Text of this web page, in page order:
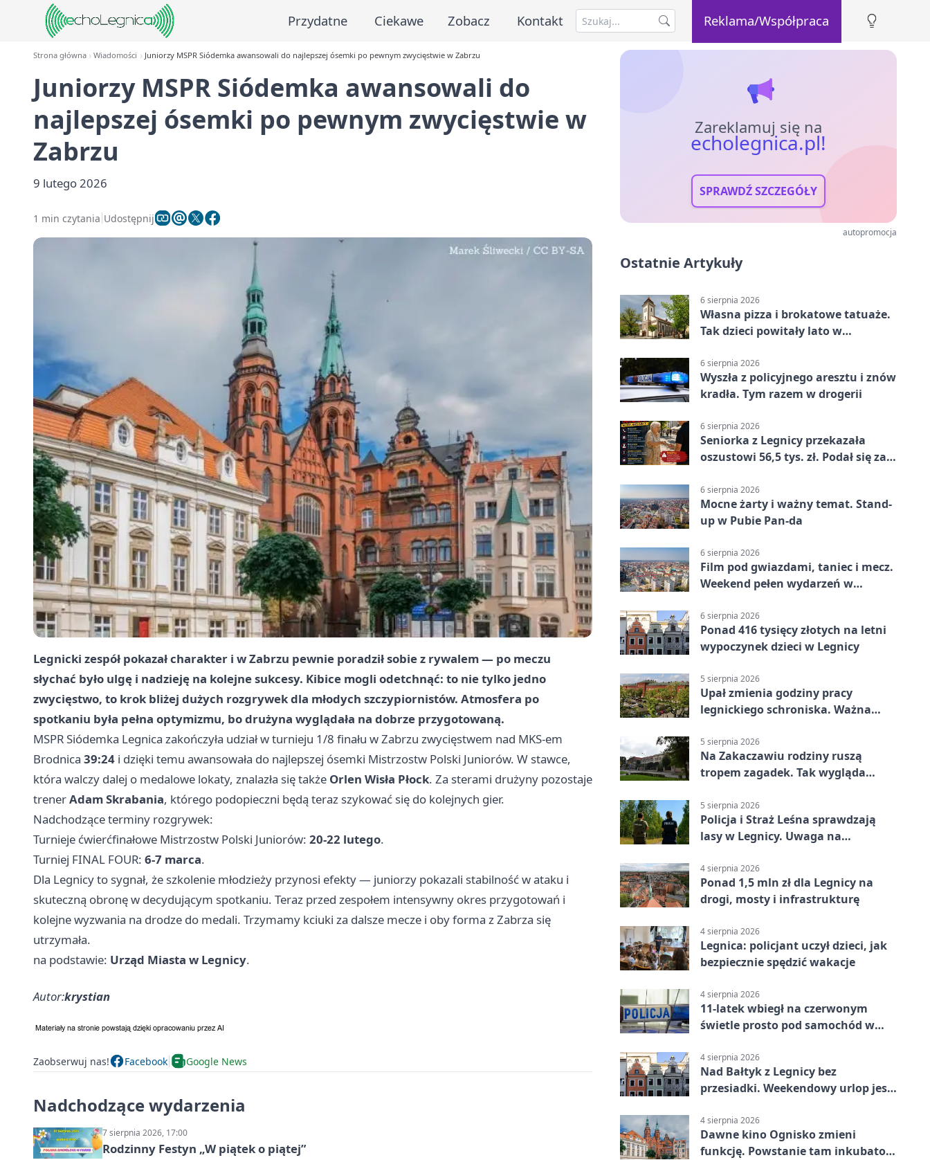
Przydatne Ciekawe Zobacz Kontakt Reklama/Współpraca
Strona główna Wiadomości Juniorzy MSPR Siódemka awansowali do najlepszej ósemki po pewnym zwycięstwie w Zabrzu
Juniorzy MSPR Siódemka awansowali do
najlepszej ósemki po pewnym zwycięstwie w
Zabrzu
9 lutego 2026
1 min czytania Udostępnij
Legnicki zespół pokazał charakter i w Zabrzu pewnie poradził sobie z rywalem — po meczu
słychać było ulgę i nadzieję na kolejne sukcesy. Kibice mogli odetchnąć: to nie tylko jedno
zwycięstwo, to krok bliżej dużych rozgrywek dla młodych szczypiornistów. Atmosfera po
spotkaniu była pełna optymizmu, bo drużyna wyglądała na dobrze przygotowaną.
MSPR Siódemka Legnica zakończyła udział w turnieju 1/8 finału wZabrzu zwycięstwem nad MKS-em
Brodnica 39:24 i dzięki temu awansowała do najlepszej ósemki Mistrzostw Polski Juniorów. W stawce,
która walczy dalej o medalowe lokaty, znalazła się także Orlen Wisła Płock. Za sterami drużyny pozostaje
trenerAdam Skrabania, którego podopieczni będą teraz szykować się do kolejnych gier.
Nadchodzące terminy rozgrywek:
Turnieje ćwierćfinałowe Mistrzostw Polski Juniorów: 20-22 lutego.
Turniej FINAL FOUR: 6-7 marca.
Dla Legnicy to sygnał, że szkolenie młodzieży przynosi efekty — juniorzy pokazali stabilność w ataku i
skuteczną obronę w decydującym spotkaniu. Teraz przed zespołem intensywny okres przygotowań i
kolejne wyzwania na drodze do medali. Trzymamy kciuki za dalsze mecze i oby forma z Zabrza się
utrzymała.
na podstawie: Urząd Miasta w Legnicy.
Autor:krystian
Zaobserwuj nas! Facebook Google News
Nadchodzące wydarzenia
7 sierpnia 2026, 17:00
Rodzinny Festyn „W piątek o piątej”
Zareklamuj się na
echolegnica.pl!
SPRAWDŹ SZCZEGÓŁY
autopromocja
Ostatnie Artykuły
6 sierpnia 2026
Własna pizza i brokatowe tatuaże.
Tak dzieci powitały lato w
6 sierpnia 2026
Wyszła z policyjnego aresztu i znów
kradła. Tym razem w drogerii
6 sierpnia 2026
Seniorka z Legnicy przekazała
oszustowi 56,5 tys. zł. Podał się za
6 sierpnia 2026
Mocne żarty i ważny temat. Stand-
up w Pubie Pan-da
6 sierpnia 2026
Film pod gwiazdami, taniec i mecz.
Weekend pełen wydarzeń w
6 sierpnia 2026
Ponad 416 tysięcy złotych na letni
wypoczynek dzieci w Legnicy
5 sierpnia 2026
Upał zmienia godziny pracy
legnickiego schroniska. Ważna
5 sierpnia 2026
Na Zakaczawiu rodziny ruszą
tropem zagadek. Tak wygląda
5 sierpnia 2026
Policja i Straż Leśna sprawdzają
lasy w Legnicy. Uwaga na
4 sierpnia 2026
Ponad 1,5 mln zł dla Legnicy na
drogi, mosty i infrastrukturę
4 sierpnia 2026
Legnica: policjant uczył dzieci, jak
bezpiecznie spędzić wakacje
4 sierpnia 2026
11-latek wbiegł na czerwonym
świetle prosto pod samochód w
4 sierpnia 2026
Nad Bałtyk z Legnicy bez
przesiadki. Weekendowy urlop jest
4 sierpnia 2026
Dawne kino Ognisko zmieni
funkcję. Powstanie tam inkubator